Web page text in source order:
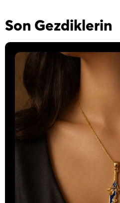
Son Gezdiklerin